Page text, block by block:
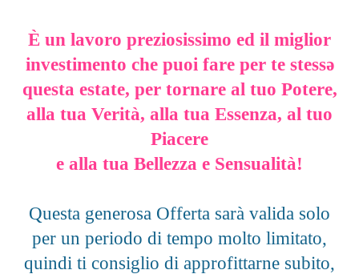
È un lavoro preziosissimo ed il miglior
investimento che puoi fare per te stessǝ
questa estate, per tornare al tuo Potere,
alla tua Verità, alla tua Essenza, al tuo
Piacere
e alla tua Bellezza e Sensualità!
Questa generosa Offerta sarà valida solo
per un periodo di tempo molto limitato,
quindi ti consiglio di approfittarne subito,